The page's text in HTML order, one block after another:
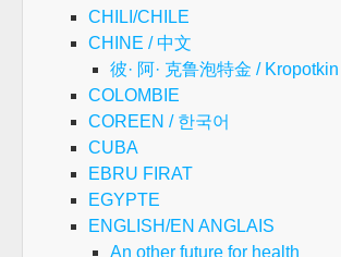
CHILI/CHILE
CHINE / 中文
彼· 阿· 克鲁泡特金 / Kropotkin
COLOMBIE
COREEN / 한국어
CUBA
EBRU FIRAT
EGYPTE
ENGLISH/EN ANGLAIS
An other future for health